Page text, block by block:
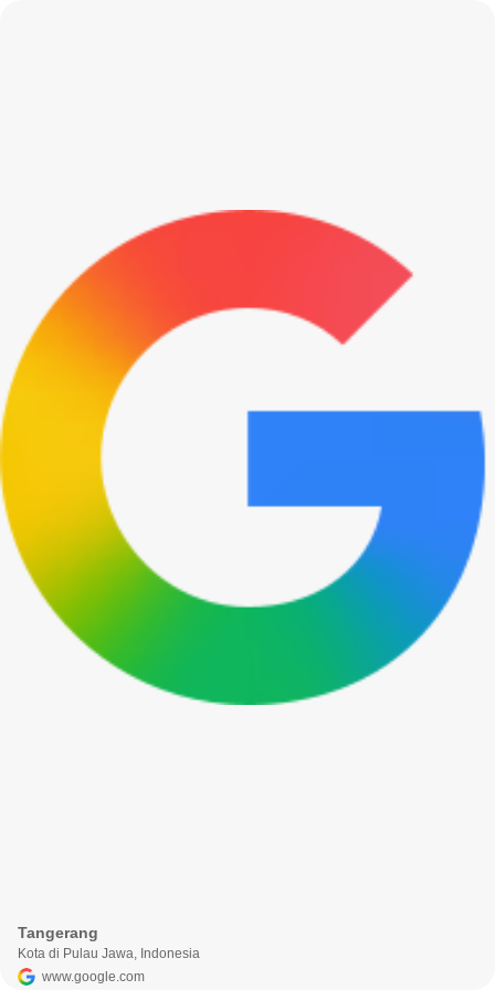
Tangerang
Kota di Pulau Jawa, Indonesia
www.google.com